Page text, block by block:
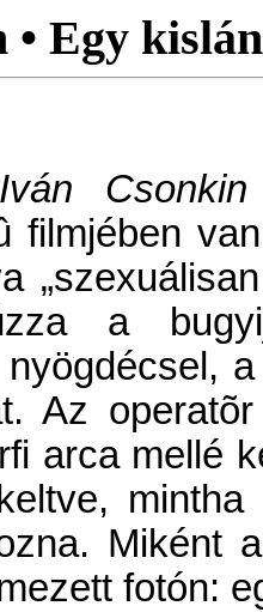
• Egy
Iván
a
nyögdécsel,
Az
arca mellé
Miként
fotón: